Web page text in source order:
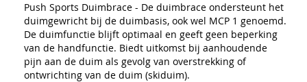
Push Sports Duimbrace - De duimbrace ondersteunt het
duimgewricht bij de duimbasis, ook wel MCP 1 genoemd.
De duimfunctie blijft optimaal en geeft geen beperking
van de handfunctie. Biedt uitkomst bij aanhoudende
pijn aan de duim als gevolg van overstrekking of
ontwrichting van de duim (skiduim).